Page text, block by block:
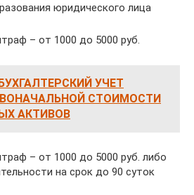
юридического лица
– от 1000 до 5000 руб.
УЧЕТ
СТОИМОСТИ
АКТИВОВ
– от 1000 до 5000 руб. либо
на срок до 90 суток